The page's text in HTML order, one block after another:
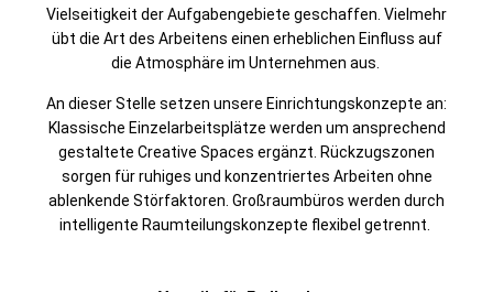
Vielseitigkeit der Aufgabengebiete geschaffen. Vielmehr
übt die Art des Arbeitens einen erheblichen Einfluss auf
die Atmosphäre im Unternehmen aus.
An dieser Stelle setzen unsere Einrichtungskonzepte an:
Klassische Einzelarbeitsplätze werden um ansprechend
gestaltete Creative Spaces ergänzt. Rückzugszonen
sorgen für ruhiges und konzentriertes Arbeiten ohne
ablenkende Störfaktoren. Großraumbüros werden durch
intelligente Raumteilungskonzepte flexibel getrennt.